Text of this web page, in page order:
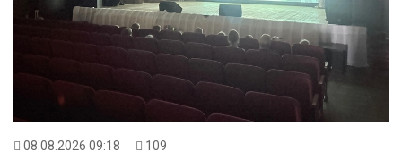
08.08.2026 09:18 109